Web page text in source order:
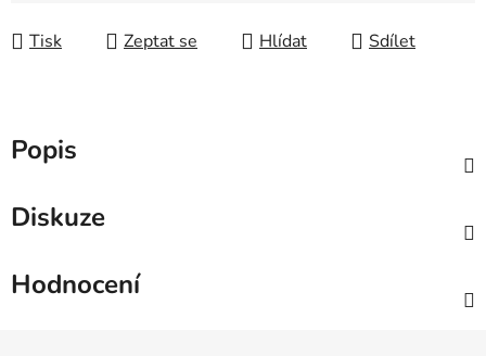
Tisk Zeptat se Hlídat Sdílet
Popis
Diskuze
Hodnocení